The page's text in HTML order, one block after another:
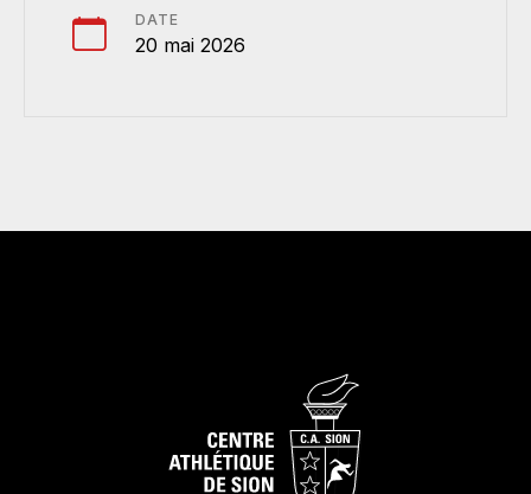
DATE
20 mai 2026